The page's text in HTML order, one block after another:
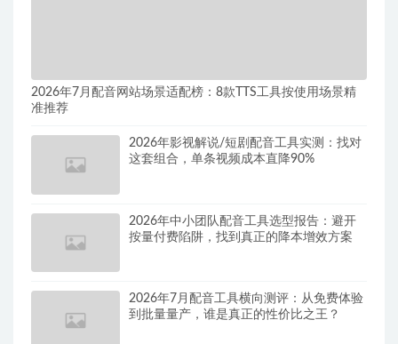
2026年7月配音网站场景适配榜：8款TTS工具按使用场景精
准推荐
2026年影视解说/短剧配音工具实测：找对
这套组合，单条视频成本直降90%
2026年中小团队配音工具选型报告：避开
按量付费陷阱，找到真正的降本增效方案
2026年7月配音工具横向测评：从免费体验
到批量量产，谁是真正的性价比之王？